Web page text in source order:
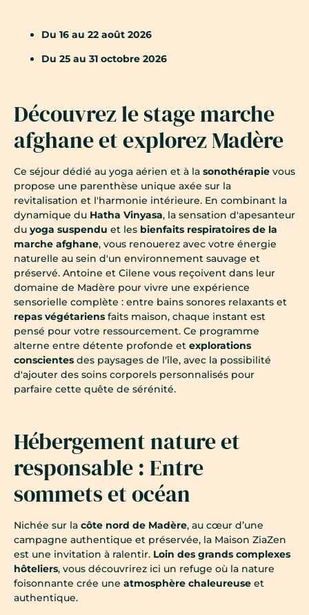
Du 16 au 22 août 2026
Du 25 au 31 octobre 2026
Découvrez le stage marche
afghane et explorez Madère
Ce séjour dédié au yoga aérien et à la sonothérapie vous
propose une parenthèse unique axée sur la
revitalisation et l'harmonie intérieure. En combinant la
dynamique du Hatha Vinyasa, la sensation d'apesanteur
du yoga suspendu et les bienfaits respiratoires de la
marche afghane, vous renouerez avec votre énergie
naturelle au sein d'un environnement sauvage et
préservé. Antoine et Cilene vous reçoivent dans leur
domaine de Madère pour vivre une expérience
sensorielle complète : entre bains sonores relaxants et
repas végétariens faits maison, chaque instant est
pensé pour votre ressourcement. Ce programme
alterne entre détente profonde et explorations
conscientes des paysages de l'île, avec la possibilité
d'ajouter des soins corporels personnalisés pour
parfaire cette quête de sérénité.
Hébergement nature et
responsable : Entre
sommets et océan
Nichée sur la côte nord de Madère, au cœur d’une
campagne authentique et préservée, la Maison ZiaZen
est une invitation à ralentir. Loin des grands complexes
hôteliers, vous découvrirez ici un refuge où la nature
foisonnante crée une atmosphère chaleureuse et
authentique.